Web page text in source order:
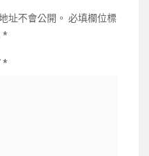
址不會公開。 必填欄位標
*
*